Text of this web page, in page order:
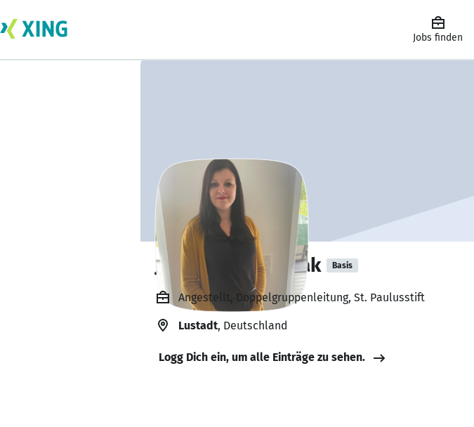
Jobs finden
Johanna Podymiak Basis
Angestellt, Doppelgruppenleitung, St. Paulusstift
Lustadt, Deutschland
Logg Dich ein, um alle Einträge zu sehen.